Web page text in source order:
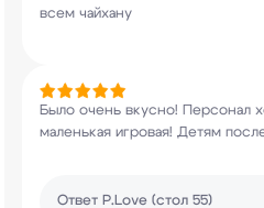
всем чайхану
Было очень вкусно! Персонал
маленькая игровая! Детям
Ответ P.Love (стол 55)